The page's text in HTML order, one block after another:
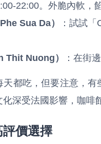
22:00。外脆內軟，
Sua Da）
：試試
Thit Nuong）
：在街
天都吃，但要注意，
深受法國影響，咖啡
價選擇